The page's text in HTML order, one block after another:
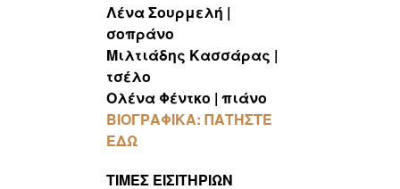
Λένα Σουρμελή |
σοπράνο
Μιλτιάδης Κασσάρας |
τσέλο
Ολένα Φέντκο | πιάνο
ΒΙΟΓΡΑΦΙΚΑ: ΠΑΤΗΣΤΕ
ΕΔΩ
ΤΙΜΕΣ ΕΙΣΙΤΗΡΙΩΝ